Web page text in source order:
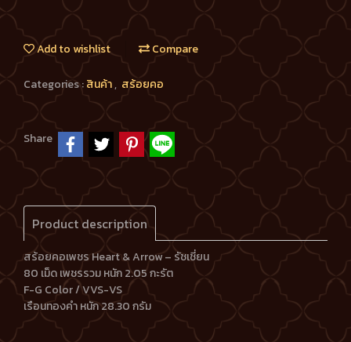
Add to wishlist Compare
Categories :สินค้า, สร้อยคอ
Share
Product description
สร้อยคอเพชร Heart & Arrow – รัชเชี่ยน
80 เม็ด เพชรรวม หนัก 2.05 กะรัต
F-G Color / VVS-VS
เรือนทองคำ หนัก 28.30 กรัม